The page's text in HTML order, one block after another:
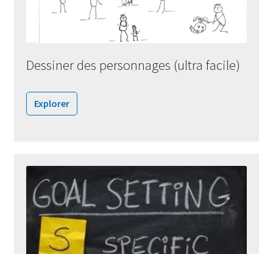
Dessiner des personnages (ultra facile)
Explorer